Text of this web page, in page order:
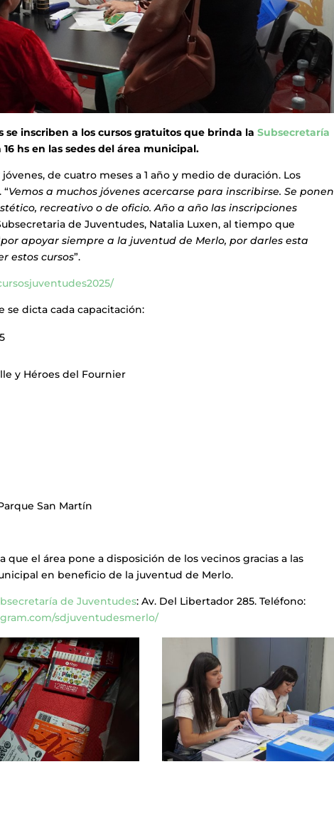
se inscriben a los cursos gratuitos que brinda laSubsecretaría
16 hs en las sedes del área municipal.
de cuatro meses a 1 año y medio de duración. Los
Vemos a muchos jóvenes acercarse para inscribirse. Se ponen
recreativo o de oficio. Año a año las inscripciones
de Juventudes, Natalia Luxen, al tiempo que
por apoyar siempre a la juventud de Merlo, por darles esta
estos cursos”.
se dicta cada capacitación:
y Héroes del Fournier
San Martín
el área pone a disposición de los vecinos gracias a las
en beneficio de la juventud de Merlo.
de Juventudes: Av. Del Libertador 285. Teléfono:
sdjuventudesmerlo/